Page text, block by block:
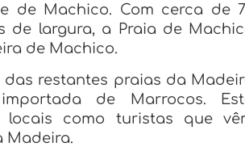
de Machico. Com cerca de
de largura, a Praia de
de Machico.
restantes praias da
de Marrocos.
como turistas que
Madeira.